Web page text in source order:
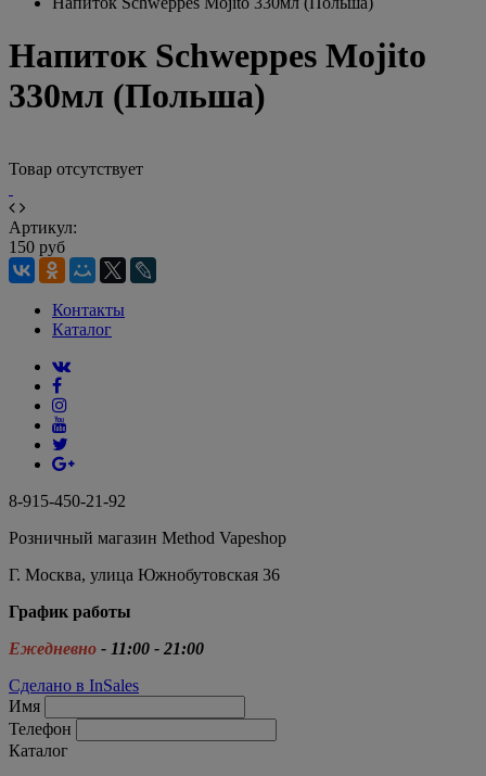
Напиток Schweppes Mojito
330мл (Польша)
Товар отсутствует
Артикул:
150 руб
Контакты
Каталог
8-915-450-21-92
Розничный магазин Method Vapeshop
Г. Москва, улица Южнобутовская 36
График работы
Ежедневно - 11:00 - 21:00
Сделано в InSales
Имя
Телефон
Каталог